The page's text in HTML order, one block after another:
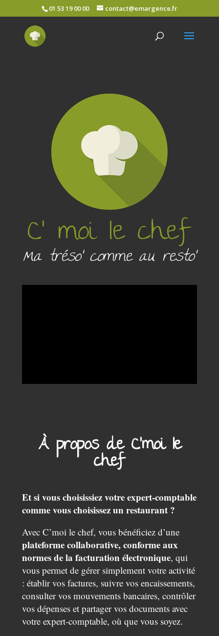
01 53 19 00 00 contact@emargence.fr
C’ moi le chef
Ma tréso’ comme au resto’
À propos de C’moi le
chef
Et si vous choisissiez votre expert-comptable
comme vous choisissez un restaurant ?
Avec C’moi le chef, vous bénéficiez d’une
plateforme collaborative, conforme aux
normes de la facturation électronique, qui
vous permet de gérer simplement votre activité
: établir vos factures, suivre vos encaissements,
consulter vos mouvements bancaires, contrôler
vos dépenses et partager vos documents avec
votre expert-comptable, où que vous soyez.